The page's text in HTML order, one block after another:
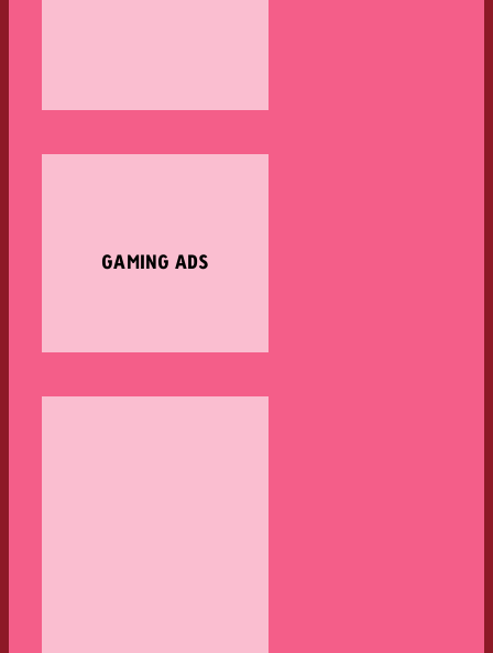
GAMING ADS